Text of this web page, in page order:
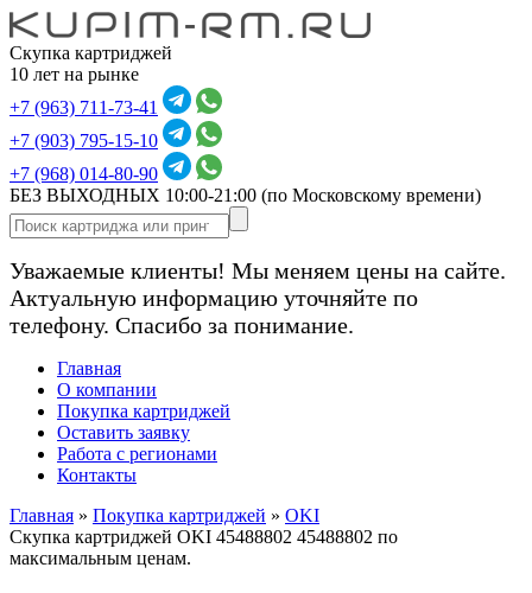
Скупка картриджей
10 лет на рынке
+7 (963) 711-73-41
+7 (903) 795-15-10
+7 (968) 014-80-90
БЕЗ ВЫХОДНЫХ 10:00-21:00 (по Московскому времени)
Уважаемые клиенты! Мы меняем цены на сайте.
Актуальную информацию уточняйте по
телефону. Спасибо за понимание.
Главная
О компании
Покупка картриджей
Оставить заявку
Работа с регионами
Контакты
Главная » Покупка картриджей » OKI
Скупка картриджей OKI 45488802 45488802 по
максимальным ценам.